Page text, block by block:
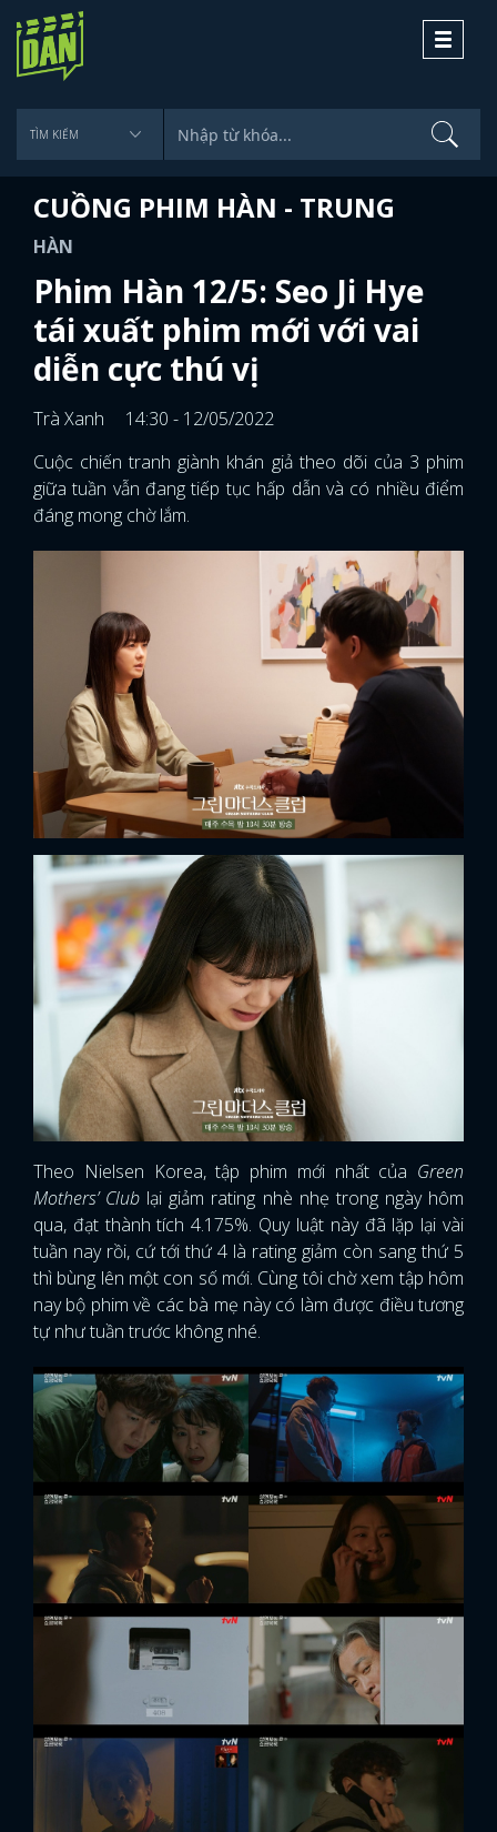
Toggle
CUỒNG PHIM HÀN - TRUNG
HÀN
Phim Hàn 12/5: Seo Ji Hye
tái xuất phim mới với vai
diễn cực thú vị
Trà Xanh
14:30 - 12/05/2022
Cuộc chiến tranh giành khán giả theo dõi của 3 phim
giữa tuần vẫn đang tiếp tục hấp dẫn và có nhiều điểm
đáng mong chờ lắm.
Theo Nielsen Korea, tập phim mới nhất của Green
Mothers’ Club lại giảm rating nhè nhẹ trong ngày hôm
qua, đạt thành tích 4.175%. Quy luật này đã lặp lại vài
tuần nay rồi, cứ tới thứ 4 là rating giảm còn sang thứ 5
thì bùng lên một con số mới. Cùng tôi chờ xem tập hôm
nay bộ phim về các bà mẹ này có làm được điều tương
tự như tuần trước không nhé.